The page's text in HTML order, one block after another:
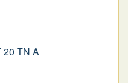
20 TN A